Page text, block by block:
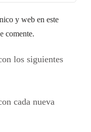
y web en este
comente.
los siguientes
cada nueva